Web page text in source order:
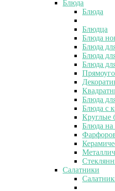
Блюда
Блюда
Блюдца
Блюда
Блюда
Блюда
Блюда
Блюда
Блюда с
Круглые
Блюда
Салатники